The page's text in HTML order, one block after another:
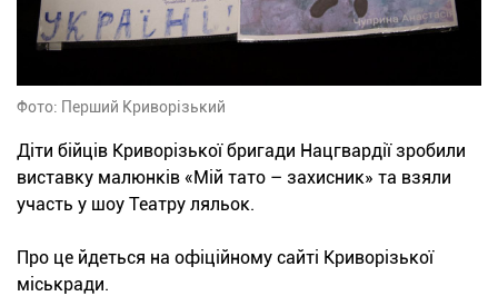
Фото: Перший Криворізький
Діти бійців Криворізької бригади Нацгвардії зробили
виставку малюнків «Мій тато – захисник» та взяли
участь у шоу Театру ляльок.
Про це йдеться на офіційному сайті Криворізької
міськради.